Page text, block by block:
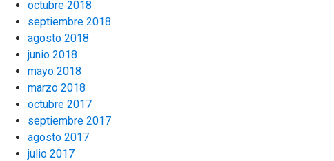
octubre 2018
septiembre 2018
agosto 2018
junio 2018
mayo 2018
marzo 2018
octubre 2017
septiembre 2017
agosto 2017
julio 2017